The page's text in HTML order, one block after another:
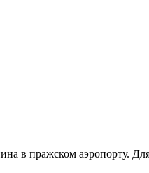
в пражском аэропорту.